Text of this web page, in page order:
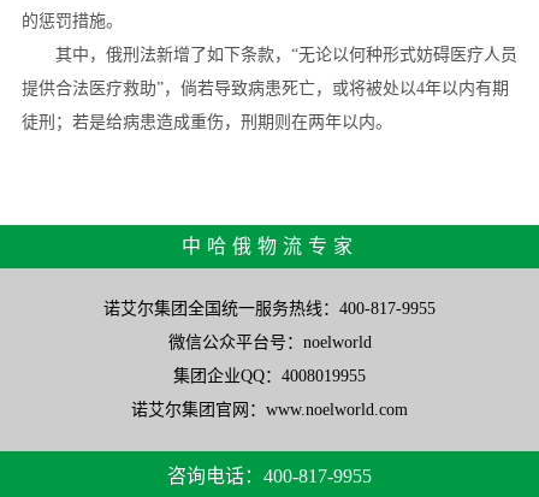
的惩罚措施。
其中，俄刑法新增了如下条款，“无论以何种形式妨碍医疗人员
提供合法医疗救助”，倘若导致病患死亡，或将被处以4年以内有期
徒刑；若是给病患造成重伤，刑期则在两年以内。
中哈俄物流专家
诺艾尔集团全国统一服务热线：400-817-9955
微信公众平台号：noelworld
集团企业QQ：4008019955
诺艾尔集团官网：www.noelworld.com
咨询电话：400-817-9955